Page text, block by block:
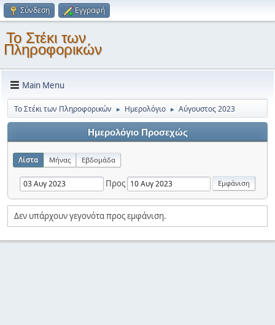
Σύνδεση Εγγραφή
Το Στέκι των
Πληροφορικών
Main Menu
Το Στέκι των Πληροφορικών ► Ημερολόγιο ► Αύγουστος 2023
Ημερολόγιο Προσεχώς
Λίστα Μήνας Εβδομάδα
Προς
Δεν υπάρχουν γεγονότα προς εμφάνιση.